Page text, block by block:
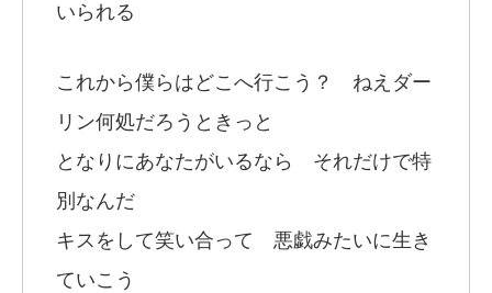
いられる
これから僕らはどこへ行こう？ ねえダー
リン何処だろうときっと
となりにあなたがいるなら それだけで特
別なんだ
キスをして笑い合って 悪戯みたいに生き
ていこう